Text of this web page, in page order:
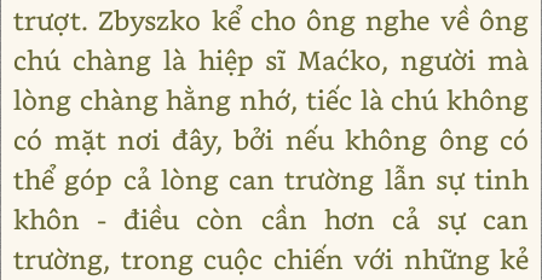
trượt. Zbyszko kể cho ông nghe về ông
chú chàng là hiệp sĩ Maćko, người mà
lòng chàng hằng nhớ, tiếc là chú không
có mặt nơi đây, bởi nếu không ông có
thể góp cả lòng can trường lẫn sự tinh
khôn - điều còn cần hơn cả sự can
trường, trong cuộc chiến với những kẻ